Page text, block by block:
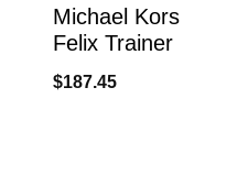
Michael Kors
Felix Trainer
$187.45